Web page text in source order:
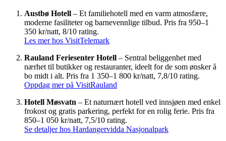
Austbø Hotell – Et familiehotell med en varm atmosfære,
moderne fasiliteter og barnevennlige tilbud. Pris fra 950–1
350 kr/natt, 8/10 rating.
Les mer hos VisitTelemark
Rauland Feriesenter Hotell – Sentral beliggenhet med
nærhet til butikker og restauranter, ideelt for de som ønsker å
bo midt i alt. Pris fra 1 350–1 800 kr/natt, 7,8/10 rating.
Oppdag mer på VisitRauland
Hotell Møsvatn – Et naturnært hotell ved innsjøen med enkel
frokost og gratis parkering, perfekt for en rolig ferie. Pris fra
850–1 050 kr/natt, 7,5/10 rating.
Se detaljer hos Hardangervidda Nasjonalpark